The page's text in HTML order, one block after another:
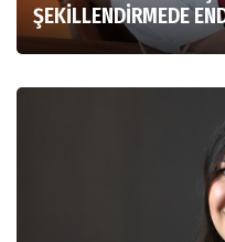
ŞEKİLLENDİRMEDE